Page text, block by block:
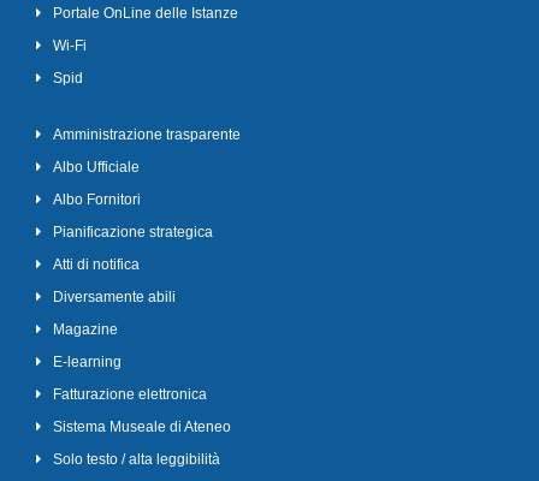
Portale OnLine delle Istanze
Wi-Fi
Spid
Amministrazione trasparente
Albo Ufficiale
Albo Fornitori
Pianificazione strategica
Atti di notifica
Diversamente abili
Magazine
E-learning
Fatturazione elettronica
Sistema Museale di Ateneo
Solo testo / alta leggibilità